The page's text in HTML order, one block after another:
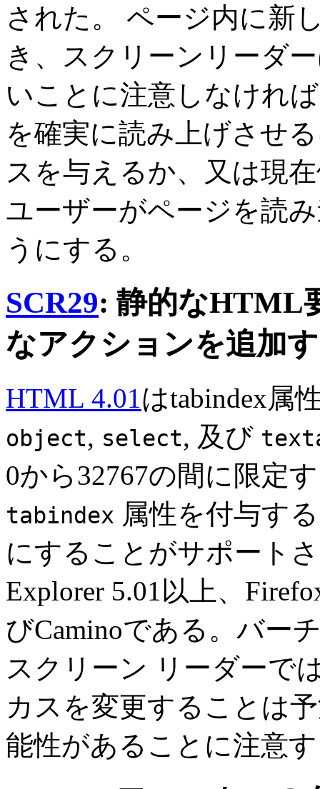
された。 ページ内に新
き、スクリーンリーダ
いことに注意しなけれ
を確実に読み上げさせ
スを与えるか、又は現
ユーザーがページを読
うにする。
SCR29: 静的なHTML
なアクションを追加
HTML 4.01はtabindex属
object, select, 及び
0から32767の間に限定
tabindex 属性を付与す
にすることがサポート
Explorer 5.01以上、
びCaminoである。バー
スクリーン リーダーで
カスを変更することは
能性があることに注意